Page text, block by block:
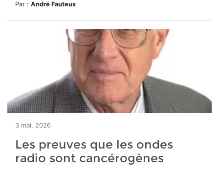
Par : André Fauteux
3 mai, 2026
Les preuves que les ondes
radio sont cancérogènes